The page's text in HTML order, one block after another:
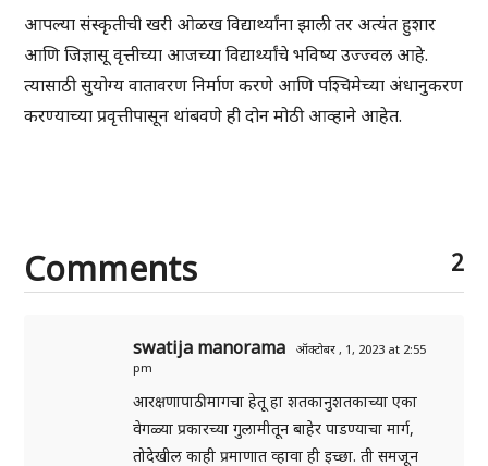
आपल्या संस्कृतीची खरी ओळख विद्यार्थ्यांना झाली तर अत्यंत हुशार
आणि जिज्ञासू वृत्तीच्या आजच्या विद्यार्थ्यांचे भविष्य उज्ज्वल आहे.
त्यासाठी सुयोग्य वातावरण निर्माण करणे आणि पश्चिमेच्या अंधानुकरण
करण्याच्या प्रवृत्तीपासून थांबवणे ही दोन मोठी आव्हाने आहेत.
Comments 2
swatija manorama
ऑक्टोबर , 1, 2023 at 2:55
pm
आरक्षणापाठीमागचा हेतू हा शतकानुशतकाच्या एका
वेगळ्या प्रकारच्या गुलामीतून बाहेर पाडण्याचा मार्ग,
तोदेखील काही प्रमाणात व्हावा ही इच्छा. ती समजून